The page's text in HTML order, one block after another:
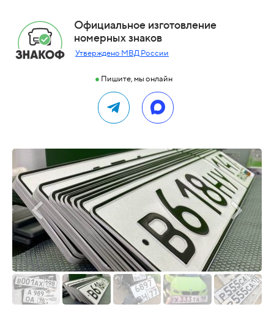
Официальное изготовление
номерных знаков
Утверждено МВД России
● Пишите, мы онлайн